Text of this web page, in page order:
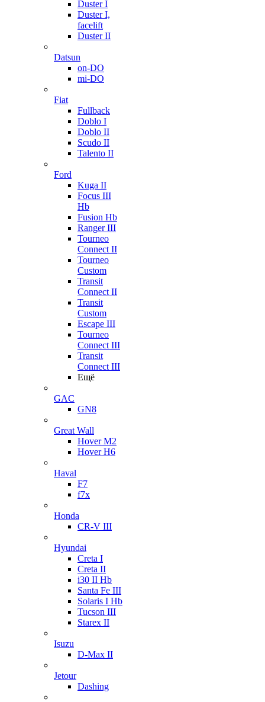
Duster I
Duster I,
facelift
Duster II
Datsun
on-DO
mi-DO
Fiat
Fullback
Doblo I
Doblo II
Scudo II
Talento II
Ford
Kuga II
Focus III
Hb
Fusion Hb
Ranger III
Tourneo
Connect II
Tourneo
Custom
Transit
Connect II
Transit
Custom
Escape III
Tourneo
Connect III
Transit
Connect III
Ещё
GAC
GN8
Great Wall
Hover M2
Hover H6
Haval
F7
f7x
Honda
CR-V III
Hyundai
Creta I
Creta II
i30 II Hb
Santa Fe III
Solaris I Hb
Tucson III
Starex II
Isuzu
D-Max II
Jetour
Dashing